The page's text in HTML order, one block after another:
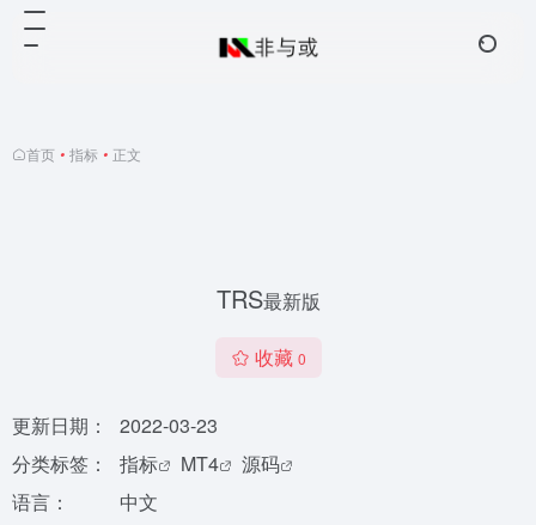
首页 • 指标 • 正文
TRS最新版
收藏 0
更新日期：
2022-03-23
分类标签：
指标 MT4
源码
语言：
中文